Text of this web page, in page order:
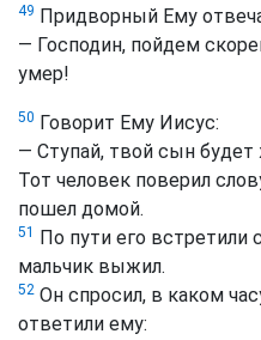
49 Придворный Ему
— Господин, пойдем
умер!
50 Говорит Ему Иисус:
— Ступай, твой сын будет
Тот человек поверил
пошел домой.
51
По пути его встретили
мальчик выжил.
52 Он спросил, в каком
ответили ему: